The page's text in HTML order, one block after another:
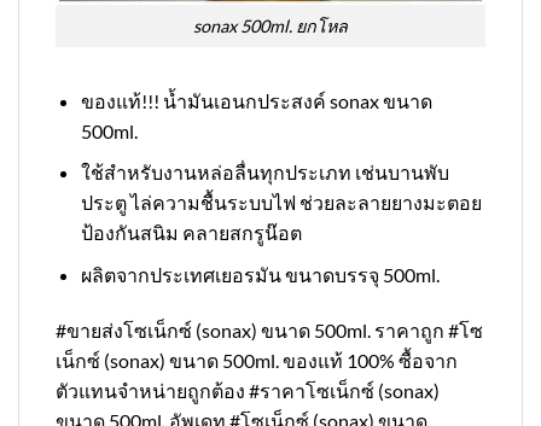
sonax 500ml. ยกโหล
ของแท้!!! น้ำมันเอนกประสงค์ sonax ขนาด
500ml.
ใช้สำหรับงานหล่อลื่นทุกประเภท เช่นบานพับ
ประตู ไล่ความชื้นระบบไฟ ช่วยละลายยางมะตอย
ป้องกันสนิม คลายสกรูน๊อต
ผลิตจากประเทศเยอรมัน ขนาดบรรจุ 500ml.
#ขายส่งโซเน็กซ์ (sonax) ขนาด 500ml. ราคาถูก #โซ
เน็กซ์ (sonax) ขนาด 500ml. ของแท้ 100% ซื้อจาก
ตัวแทนจำหน่ายถูกต้อง #ราคาโซเน็กซ์ (sonax)
ขนาด 500ml. อัพเดท #โซเน็กซ์ (sonax) ขนาด